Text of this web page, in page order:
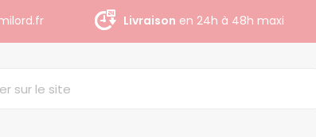
Livraison gratuite dès 140 € H.T